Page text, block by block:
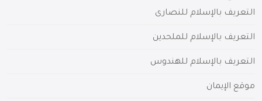
التعريف بالإسلام للنصارى
التعريف بالإسلام للملحدين
التعريف بالإسلام للهندوس
موقع الإيمان